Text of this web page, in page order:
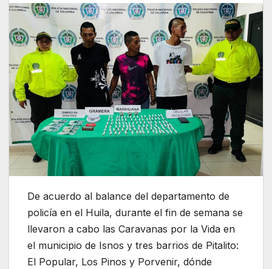
De acuerdo al balance del departamento de
policía en el Huila, durante el fin de semana se
llevaron a cabo las Caravanas por la Vida en
el municipio de Isnos y tres barrios de Pitalito:
El Popular, Los Pinos y Porvenir, dónde